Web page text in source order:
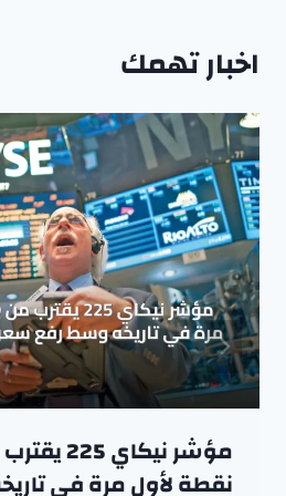
اخبار تهمك
نقطة لأول مرة في